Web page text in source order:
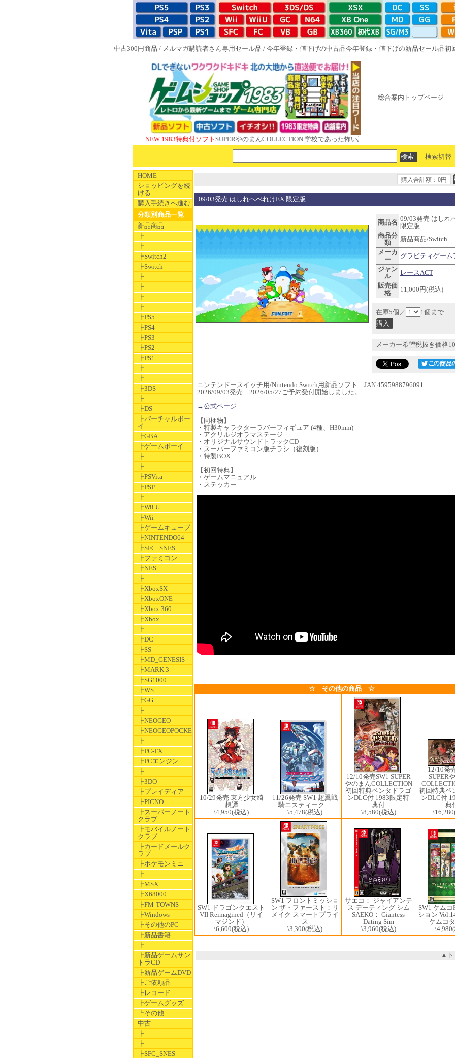
中古300円商品 / メルマガ購読者さん専用セール品 / 今年登録・値下げの中古品今年登録・値下げの新品セール品初
総合案内トップページ
NEW 1983特典付ソフトSUPERやのまんCOLLECTION 学校であった怖い話と晦󠄀つきこもり ルート16R やがて散
検索切替
HOME
ショッピングを続
ける
購入手続きへ進む
分類別商品一覧
新品商品
┣
┣
┣Switch2
┣Switch
┣
┣
┣
┣
┣PS5
┣PS4
┣PS3
┣PS2
┣PS1
┣
┣
┣3DS
┣
┣DS
┣バーチャルボー
イ
┣GBA
┣ゲームボーイ
┣
┣
┣PSVita
┣PSP
┣
┣Wii U
┣Wii
┣ゲームキューブ
┣NINTENDO64
┣SFC_SNES
┣ファミコン
┣NES
┣
┣XboxSX
┣XboxONE
┣Xbox 360
┣Xbox
┣
┣DC
┣SS
┣MD_GENESIS
┣MARK 3
┣SG1000
┣WS
┣GG
┣
┣NEOGEO
┣NEOGEOPOCKET
┣
┣PC-FX
┣PCエンジン
┣
┣3DO
┣プレイディア
┣PICNO
┣スーパーノート
クラブ
┣モバイルノート
クラブ
┣カードメールク
ラブ
┣ポケモンミニ
┣
┣MSX
┣X68000
┣FM-TOWNS
┣Windows
┣その他のPC
┣新品書籍
┣__
┣新品ゲームサン
トラCD
┣新品ゲームDVD
┣ご依頼品
┣レコード
┣ゲームグッズ
┗その他
中古
┣
┣
┣SFC_SNES
購入合計額：0円
09/03発売 はしれへべれけEX 限定版
商品名 09/03発売 はしれ
限定版
商品分
類
新品商品/Switch
メーカ
ー
グラビティゲーム
ジャン
ル
レースACT
販売価
格
11,000円(税込)
在庫5個／ 1個まで
メーカー希望税抜き価格
ニンテンドースイッチ用/Nintendo Switch用新品ソフト JAN 4595988796091
2026/09/03発売 2026/05/27ご予約受付開始しました。
→公式ページ
【同梱物】
・特製キャラクターラバーフィギュア (4種、H30mm)
・アクリルジオラマステージ
・オリジナルサウンドトラックCD
・スーパーファミコン版チラシ（復刻版）
・特製BOX
【初回特典】
・ゲームマニュアル
・ステッカー
☆ その他の商品 ☆
10/29発売 東方少女綺
想譚
\4,950(税込)
11/26発売 SW1 超翼戦
騎エスティーク
\5,478(税込)
12/10発売SW1 ​SUPER
やのまんCOLLECTION
初回特典ペンタドラゴ
ンDLC付 1983限定特
典付
\8,580(税込)
12/10発
SUPER
初回特典ペ
ンDLC付
典
\16,280
SW1 ドラゴンクエスト
VII Reimagined（リイ
マジンド）
\6,600(税込)
SW1 フロントミッショ
ン ザ・ファースト：リ
メイク スマートプライ
ス
\3,300(税込)
サエコ： ジャイアンテ
ス デーティング シム
SAEKO： Giantess
Dating Sim
\3,960(税込)
SW1 ケムコ
ション
ケムコ
\4,980
▲ト